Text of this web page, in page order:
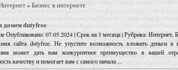
»Бизнес в интернете
домен dutyfree
Опубликовано: 07.05.2024 | Срок на 3 месяца | Рубрика: Интернет,
сайта dutyfree. Не упустите возможность вложить деньги
может дать вам конкурентное преимущество в вашей
качеству и помогает вам с самого начала ...